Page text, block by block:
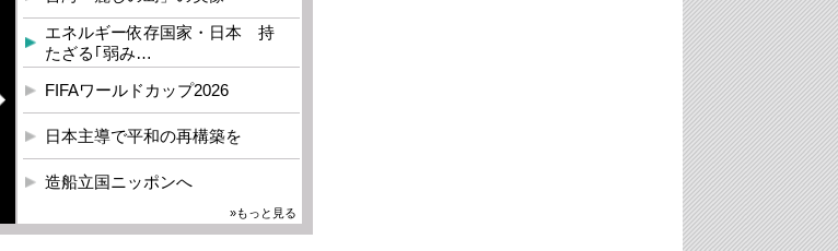
エネルギー依存国家・日本 持
たざる｢弱み…
FIFAワールドカップ2026
日本主導で平和の再構築を
造船立国ニッポンへ
»もっと見る